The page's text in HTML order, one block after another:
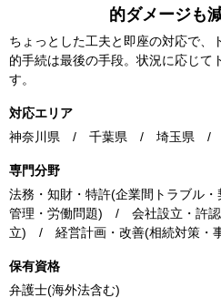
的ダメージも
ちょっとした工夫と即座の対応で、
的手続は最後の手段。状況に応じて
す。
対応エリア
神奈川県 / 千葉県 / 埼玉県 /
専門分野
法務・知財・特許(企業間トラブル
管理・労働問題) / 会社設立・許認
立) / 経営計画・改善(相続対策・
保有資格
弁護士(海外法含む)